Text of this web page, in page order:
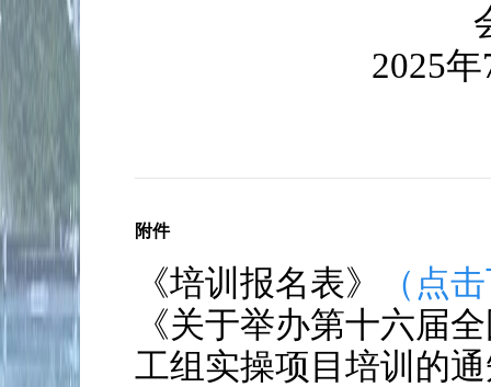
2025
附件
《培训报名表》
（点
《关于举办第十六届
工组实操项目培训的